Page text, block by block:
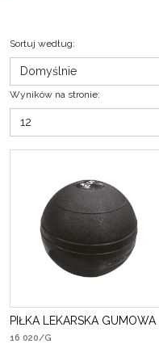
Sortuj według:
Wyników na stronie:
PIŁKA LEKARSKA GUMOWA
16 020/G